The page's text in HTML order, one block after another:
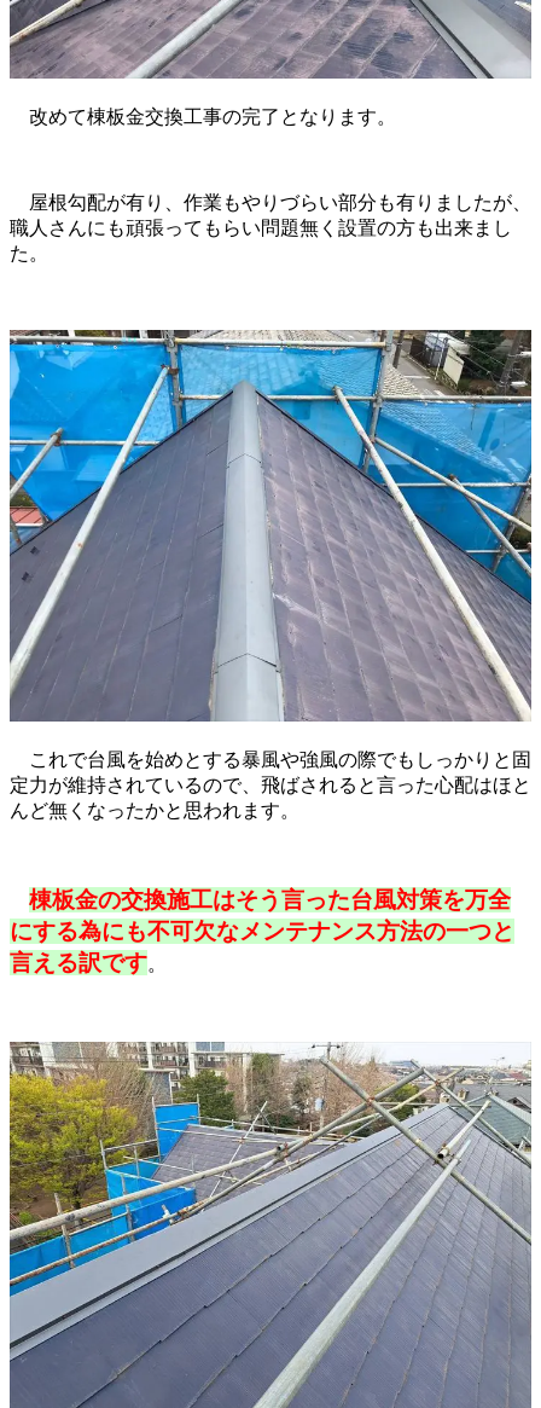
改めて棟板金交換工事の完了となります。
屋根勾配が有り、作業もやりづらい部分も有りましたが、
職人さんにも頑張ってもらい問題無く設置の方も出来まし
た。
これで台風を始めとする暴風や強風の際でもしっかりと固
定力が維持されているので、飛ばされると言った心配はほと
んど無くなったかと思われます。
棟板金の交換施工はそう言った台風対策を万全
にする為にも不可欠なメンテナンス方法の一つと
言える訳です。